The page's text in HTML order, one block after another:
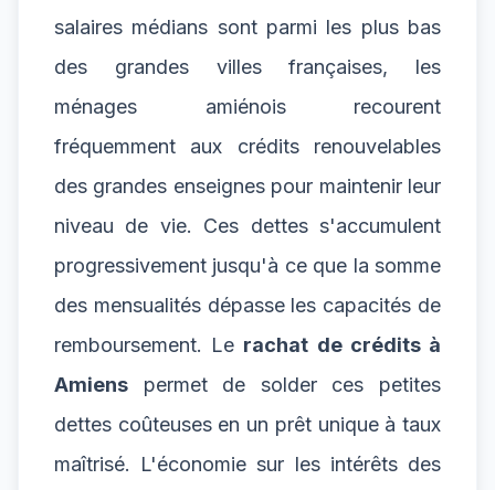
salaires médians sont parmi les plus bas
des grandes villes françaises, les
ménages amiénois recourent
fréquemment aux crédits renouvelables
des grandes enseignes pour maintenir leur
niveau de vie. Ces dettes s'accumulent
progressivement jusqu'à ce que la somme
des mensualités dépasse les capacités de
remboursement. Le rachat de crédits à
Amiens permet de solder ces petites
dettes coûteuses en un prêt unique à taux
maîtrisé. L'économie sur les intérêts des